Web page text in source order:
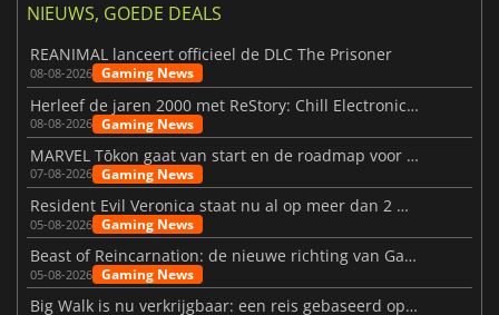
NIEUWS, GOEDE DEALS
REANIMAL lanceert officieel de DLC The Prisoner
08-08-2026 Gaming News
Herleef de jaren 2000 met ReStory: Chill Electronics Repairs
08-08-2026 Gaming News
MARVEL Tōkon gaat van start en de roadmap voor jaar 1 is bekendgemaakt
07-08-2026 Gaming News
Resident Evil Veronica staat nu al op meer dan 2 miljoen verlanglijstjes
05-08-2026 Gaming News
Beast of Reincarnation: de nieuwe richting van Game Freak
05-08-2026 Gaming News
Big Walk is nu verkrijgbaar: een reis gebaseerd op vriendschap